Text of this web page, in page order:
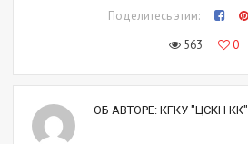
Поделитесь этим:
563
0
ОБ АВТОРЕ: КГКУ "ЦСКН КК"